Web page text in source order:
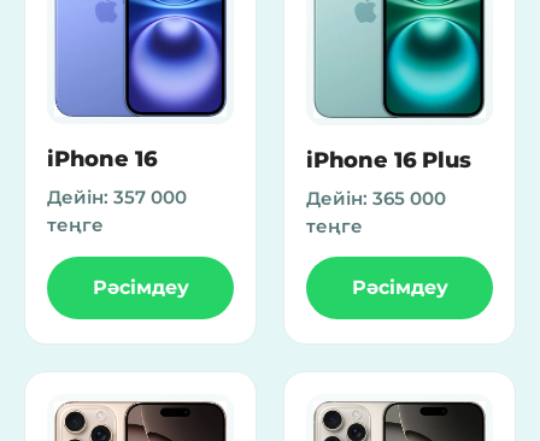
iPhone 16
Дейін: 357 000
теңге
Рәсімдеу
iPhone 16 Plus
Дейін: 365 000
теңге
Рәсімдеу